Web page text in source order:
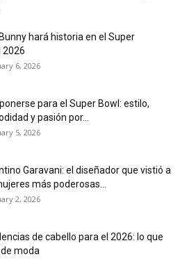
hará historia en el Super
2026
6, 2026
para el Super Bowl: estilo,
y pasión por...
5, 2026
Garavani: el diseñador que vistió a
más poderosas...
2, 2026
de cabello para el 2026: lo que
moda